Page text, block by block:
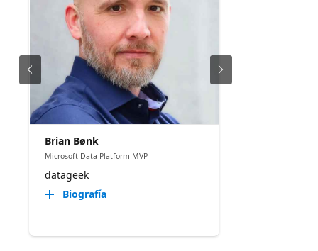
Brian Bønk
Microsoft Data Platform MVP
datageek
Biografía